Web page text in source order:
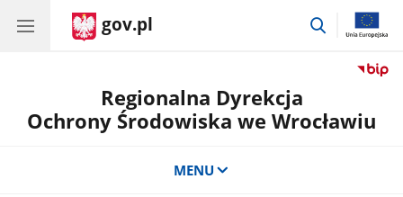
gov.pl
przejdź
Regionalna Dyrekcja
Ochrony Środowiska we Wrocławiu
MENU